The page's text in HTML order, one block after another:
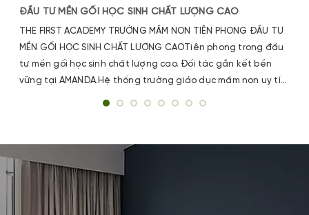
ĐẦU TƯ MỀN GỐI HỌC SINH CHẤT LƯỢNG CAO
THE FIRST ACADEMY TRƯỜNG MẦM NON TIÊN PHONG ĐẦU TƯ
MỀN GỐI HỌC SINH CHẤT LƯỢNG CAOTiên phong trong đầu
tư mền gối học sinh chất lượng cao. Đối tác gắn kết bền
vững tại AMANDA.Hệ thống trường giáo dục mầm non uy tín